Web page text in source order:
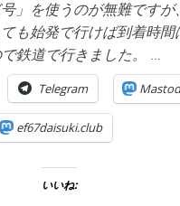
」を使うのが無難ですが
も始発で行けば到着時間
鉄道で行きました。 …
Telegram
ef67daisuki.club
いいね: